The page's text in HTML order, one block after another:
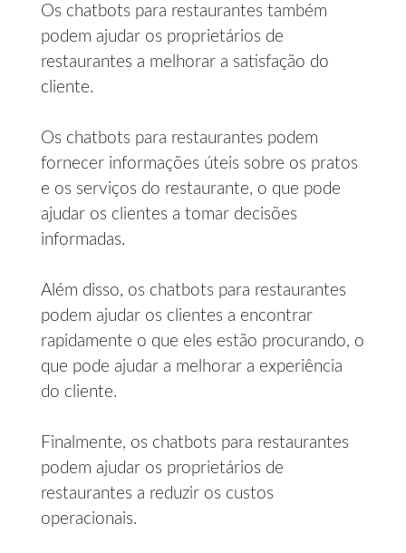
Os chatbots para restaurantes também
podem ajudar os proprietários de
restaurantes a melhorar a satisfação do
cliente.
Os chatbots para restaurantes podem
fornecer informações úteis sobre os pratos
e os serviços do restaurante, o que pode
ajudar os clientes a tomar decisões
informadas.
Além disso, os chatbots para restaurantes
podem ajudar os clientes a encontrar
rapidamente o que eles estão procurando, o
que pode ajudar a melhorar a experiência
do cliente.
Finalmente, os chatbots para restaurantes
podem ajudar os proprietários de
restaurantes a reduzir os custos
operacionais.